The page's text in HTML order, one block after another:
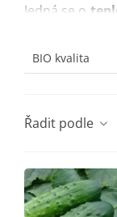
Jedná se o
BIO kvalita
Řadit podle